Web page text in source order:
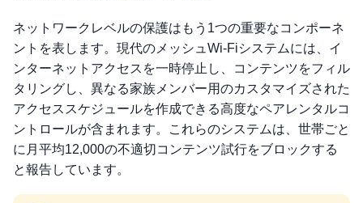
ネットワークレベルの保護はもう1つの重要なコンポーネ
ントを表します。現代のメッシュWi-Fiシステムには、イ
ンターネットアクセスを一時停止し、コンテンツをフィル
タリングし、異なる家族メンバー用のカスタマイズされた
アクセススケジュールを作成できる高度なペアレンタルコ
ントロールが含まれます。これらのシステムは、世帯ごと
に月平均12,000の不適切コンテンツ試行をブロックする
と報告しています。